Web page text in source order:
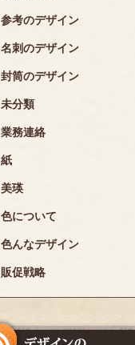
参考のデザイン
名刺のデザイン
封筒のデザイン
未分類
業務連絡
紙
美瑛
色について
色んなデザイン
販促戦略